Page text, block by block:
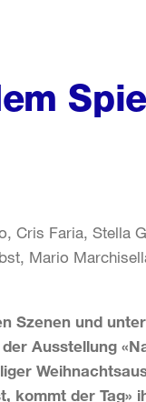
Cris Faria, Stella
Mario
Szenen und
der Ausstellung
kommt der Tag»